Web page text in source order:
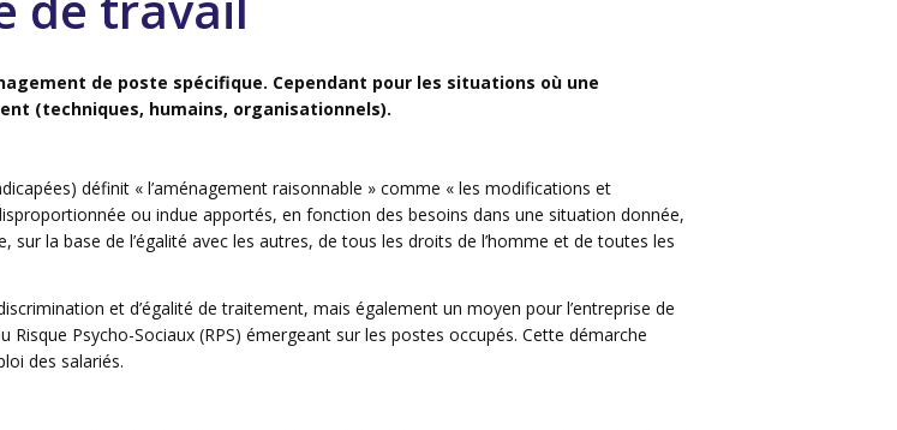
de poste spécifique. Cependant pour les situations où une
(techniques, humains, organisationnels).
définit « l’aménagement raisonnable » comme « les modifications et
ou indue apportés, en fonction des besoins dans une situation donnée,
sur la base de l’égalité avec les autres, de tous les droits de l’homme et de toutes les
et d’égalité de traitement, mais également un moyen pour l’entreprise de
Psycho-Sociaux (RPS) émergeant sur les postes occupés. Cette démarche
des salariés.